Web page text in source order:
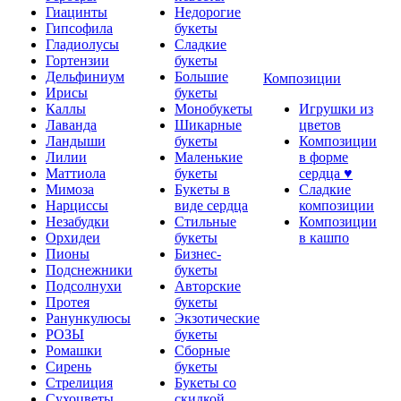
Гиацинты
Гипсофила
Гладиолусы
Гортензии
Дельфиниум
Ирисы
Каллы
Лаванда
Ландыши
Лилии
Маттиола
Мимоза
Нарциссы
Незабудки
Орхидеи
Пионы
Подснежники
Подсолнухи
Протея
Ранункулюсы
РОЗЫ
Ромашки
Сирень
Стрелиция
Недорогие
букеты
Сладкие
букеты
Большие
букеты
Монобукеты
Шикарные
букеты
Маленькие
букеты
Букеты в
виде сердца
Стильные
букеты
Бизнес-
букеты
Авторские
букеты
Экзотические
букеты
Сборные
букеты
Букеты со
Композиции
Игрушки из
цветов
Композиции
в форме
сердца ♥
Сладкие
композиции
Композиции
в кашпо